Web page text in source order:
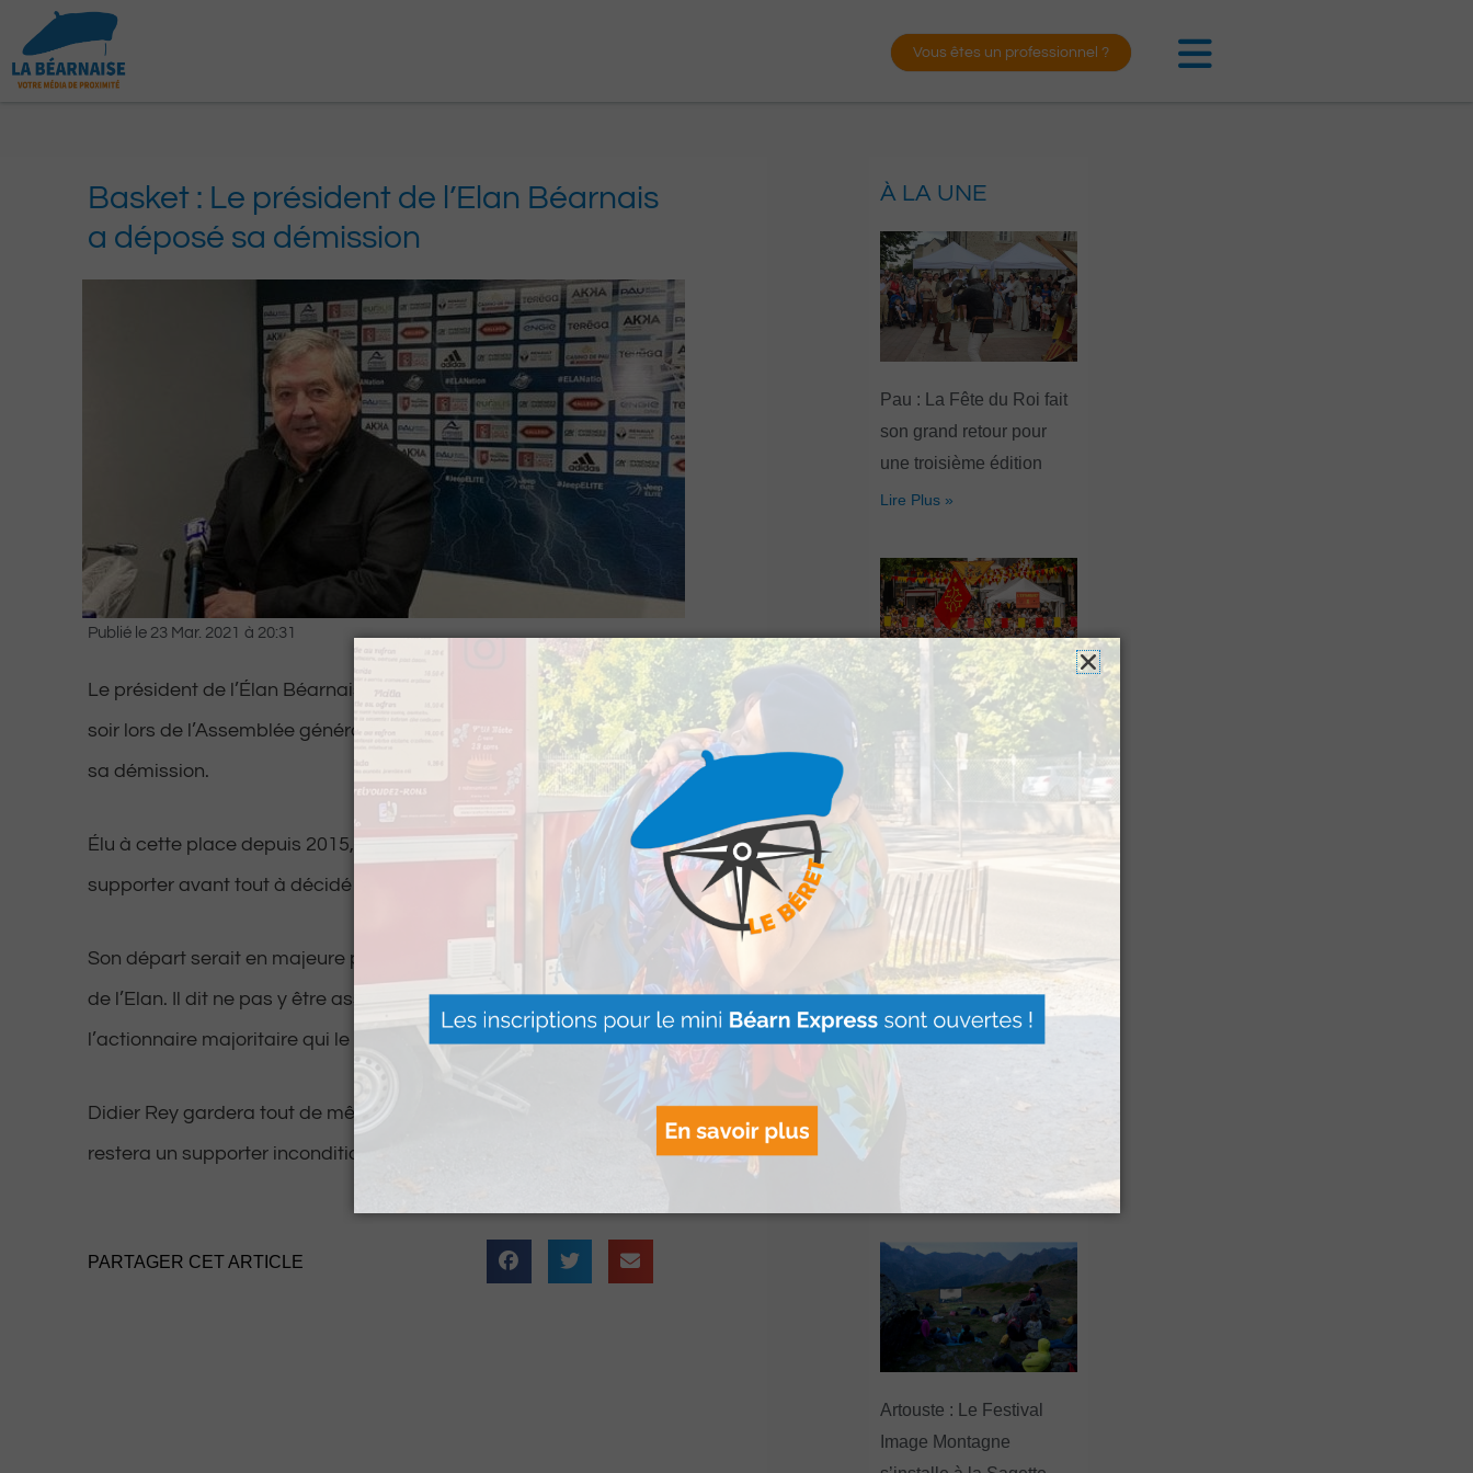
contenu
Vous êtes un professionnel ?
Basket : Le président de l’Elan Béarnais
a déposé sa démission
Publié le 23 Mar. 2021 à 20:31
Le président de l’Élan Béarnais, Didier Rey, a annoncé ce mardi
soir lors de l’Assemblée générale de la Société d’Économie Mixte
sa démission.
Élu à cette place depuis 2015, c’est avec émotion que ce grand
supporter avant tout à décidé de laisser sa place.
Son départ serait en majeure partie lié au nouveau projet financier
de l’Elan. Il dit ne pas y être associé et ne plus avoir la confiance de
l’actionnaire majoritaire qui le porte.
Didier Rey gardera tout de même un total attachement au Club et
restera un supporter inconditionnel de l’Elan Béarnais.
PARTAGER CET ARTICLE
À LA UNE
Pau : La Fête du Roi fait
son grand retour pour
une troisième édition
Lire Plus »
Hestiv’Òc : Les férias
Béarnaises font leur
grand retour à Pau
Lire Plus »
offert par Version
Voyages pour les grands
Artouste : Le Festival
Image Montagne